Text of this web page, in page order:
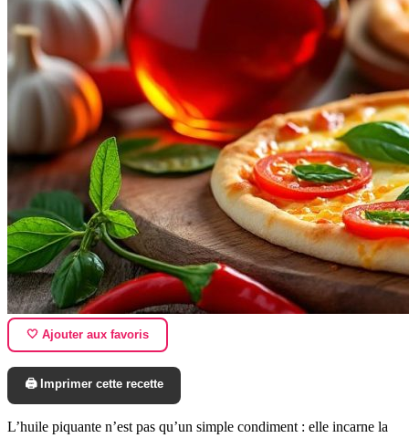
🤍 Ajouter aux favoris
🖨️ Imprimer cette recette
L’huile piquante n’est pas qu’un simple condiment : elle incarne la